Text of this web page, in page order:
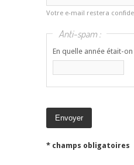
Votre e-mail restera
Anti-spam :
En quelle année était-on
* champs obligatoires